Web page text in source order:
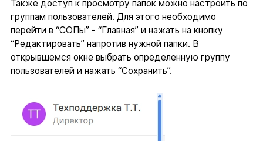
Также доступ к просмотру папок можно настроить по
группам пользователей. Для этого необходимо
перейти в “СОПы” - “Главная” и нажать на кнопку
“Редактировать” напротив нужной папки. В
открывшемся окне выбрать определенную группу
пользователей и нажать “Сохранить”.